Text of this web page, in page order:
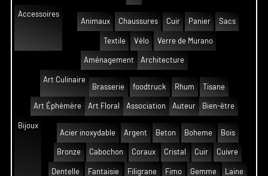
Accessoires
Animaux
Chaussures Cuir Panier Sacs
Textile Vélo Verre de Murano
Aménagement Architecture
Art Culinaire
Brasserie
foodtruck Rhum Tisane
Art Éphémère Art Floral Association Auteur Bien-être
Bijoux
Acier inoxydable
Argent Beton Boheme Bois
Bronze Cabochon Coraux Cristal Cuir Cuivre
Dentelle Fantaisie Filigrane Fimo Gemme Laine